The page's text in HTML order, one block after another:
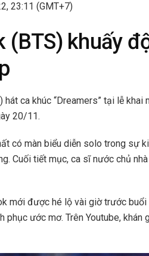
23:11 (GMT+7)
(BTS) khuấy
hát ca khúc “Dreamers” tại lễ khai
20/11.
có màn biểu diễn solo trong sự
Cuối tiết mục, ca sĩ nước chủ
mới được hé lộ vài giờ trước
phục ước mơ. Trên Youtube, khán